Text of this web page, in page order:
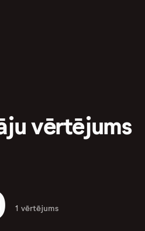
vērtējums
1 vērtējums